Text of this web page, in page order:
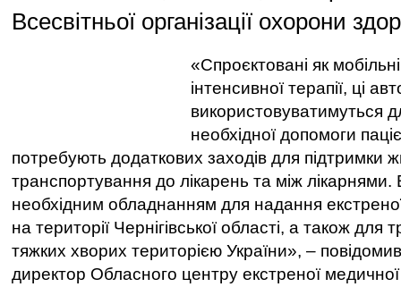
Всесвітньої організації охорони
«Спроєктовані як
інтенсивної терапії, ці
використовуватимуться
необхідної допомоги
потребують додаткових заходів для підтримки
транспортування до лікарень та між
необхідним обладнанням для надання
на території Чернігівської області, а також для
тяжких хворих територією України», –
директор Обласного центру екстреної